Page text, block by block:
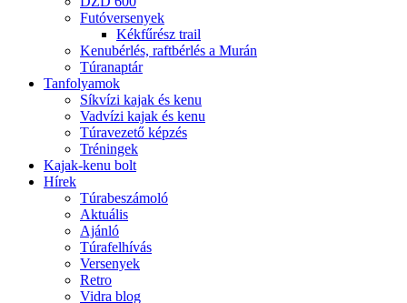
Futóversenyek
Kékfűrész trail
Kenubérlés, raftbérlés a Murán
Túranaptár
Tanfolyamok
Síkvízi kajak és kenu
Vadvízi kajak és kenu
Túravezető képzés
Tréningek
Kajak-kenu bolt
Hírek
Túrabeszámoló
Aktuális
Ajánló
Túrafelhívás
Versenyek
Retro
Vidra blog